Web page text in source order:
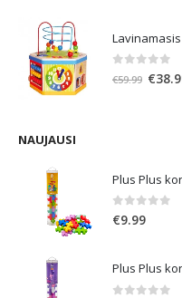
out of
€59.99 €
NAUJAUSI
0out of 5
€9.99